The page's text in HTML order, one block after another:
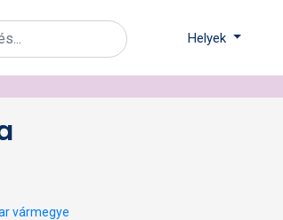
Helyek
vármegye